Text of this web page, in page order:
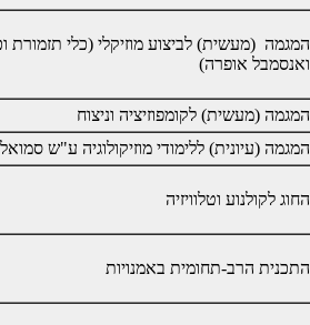
המגמה (מעשית) לביצוע מוזיקלי (כלי תזמורת
ואנסמבל אופרה)
המגמה (מעשית) לקומפוזיציה וניצוח
המגמה (עיונית) ללימודי מוזיקולוגיה ע"ש סמואל
החוג לקולנוע וטלוויזיה
התכנית הרב-תחומית באמנויות